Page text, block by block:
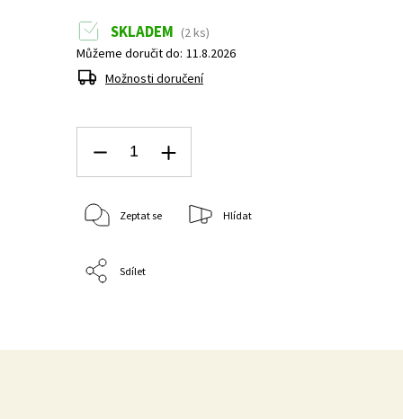
SKLADEM (2 ks)
Můžeme doručit do: 11.8.2026
Možnosti doručení
Zeptat se Hlídat
Sdílet